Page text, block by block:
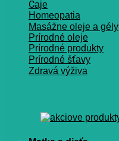
Čaje
Homeopatia
Masážne oleje a gély
Prírodné oleje
Prírodné produkty
Prírodné šťavy
Zdravá výživa